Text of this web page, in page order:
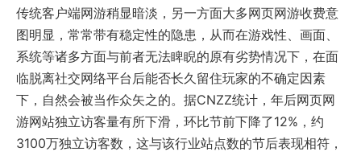
传统客户端网游稍显暗淡，另一方面大多网页网游收费意
图明显，常常带有稳定性的隐患，从而在游戏性、画面、
系统等诸多方面与前者无法睥睨的原有劣势情况下，在面
临脱离社交网络平台后能否长久留住玩家的不确定因素
下，自然会被当作众矢之的。据CNZZ统计，年后网页网
游网站独立访客量有所下滑，环比节前下降了12%，约
3100万独立访客数，这与该行业站点数的节后表现相符，